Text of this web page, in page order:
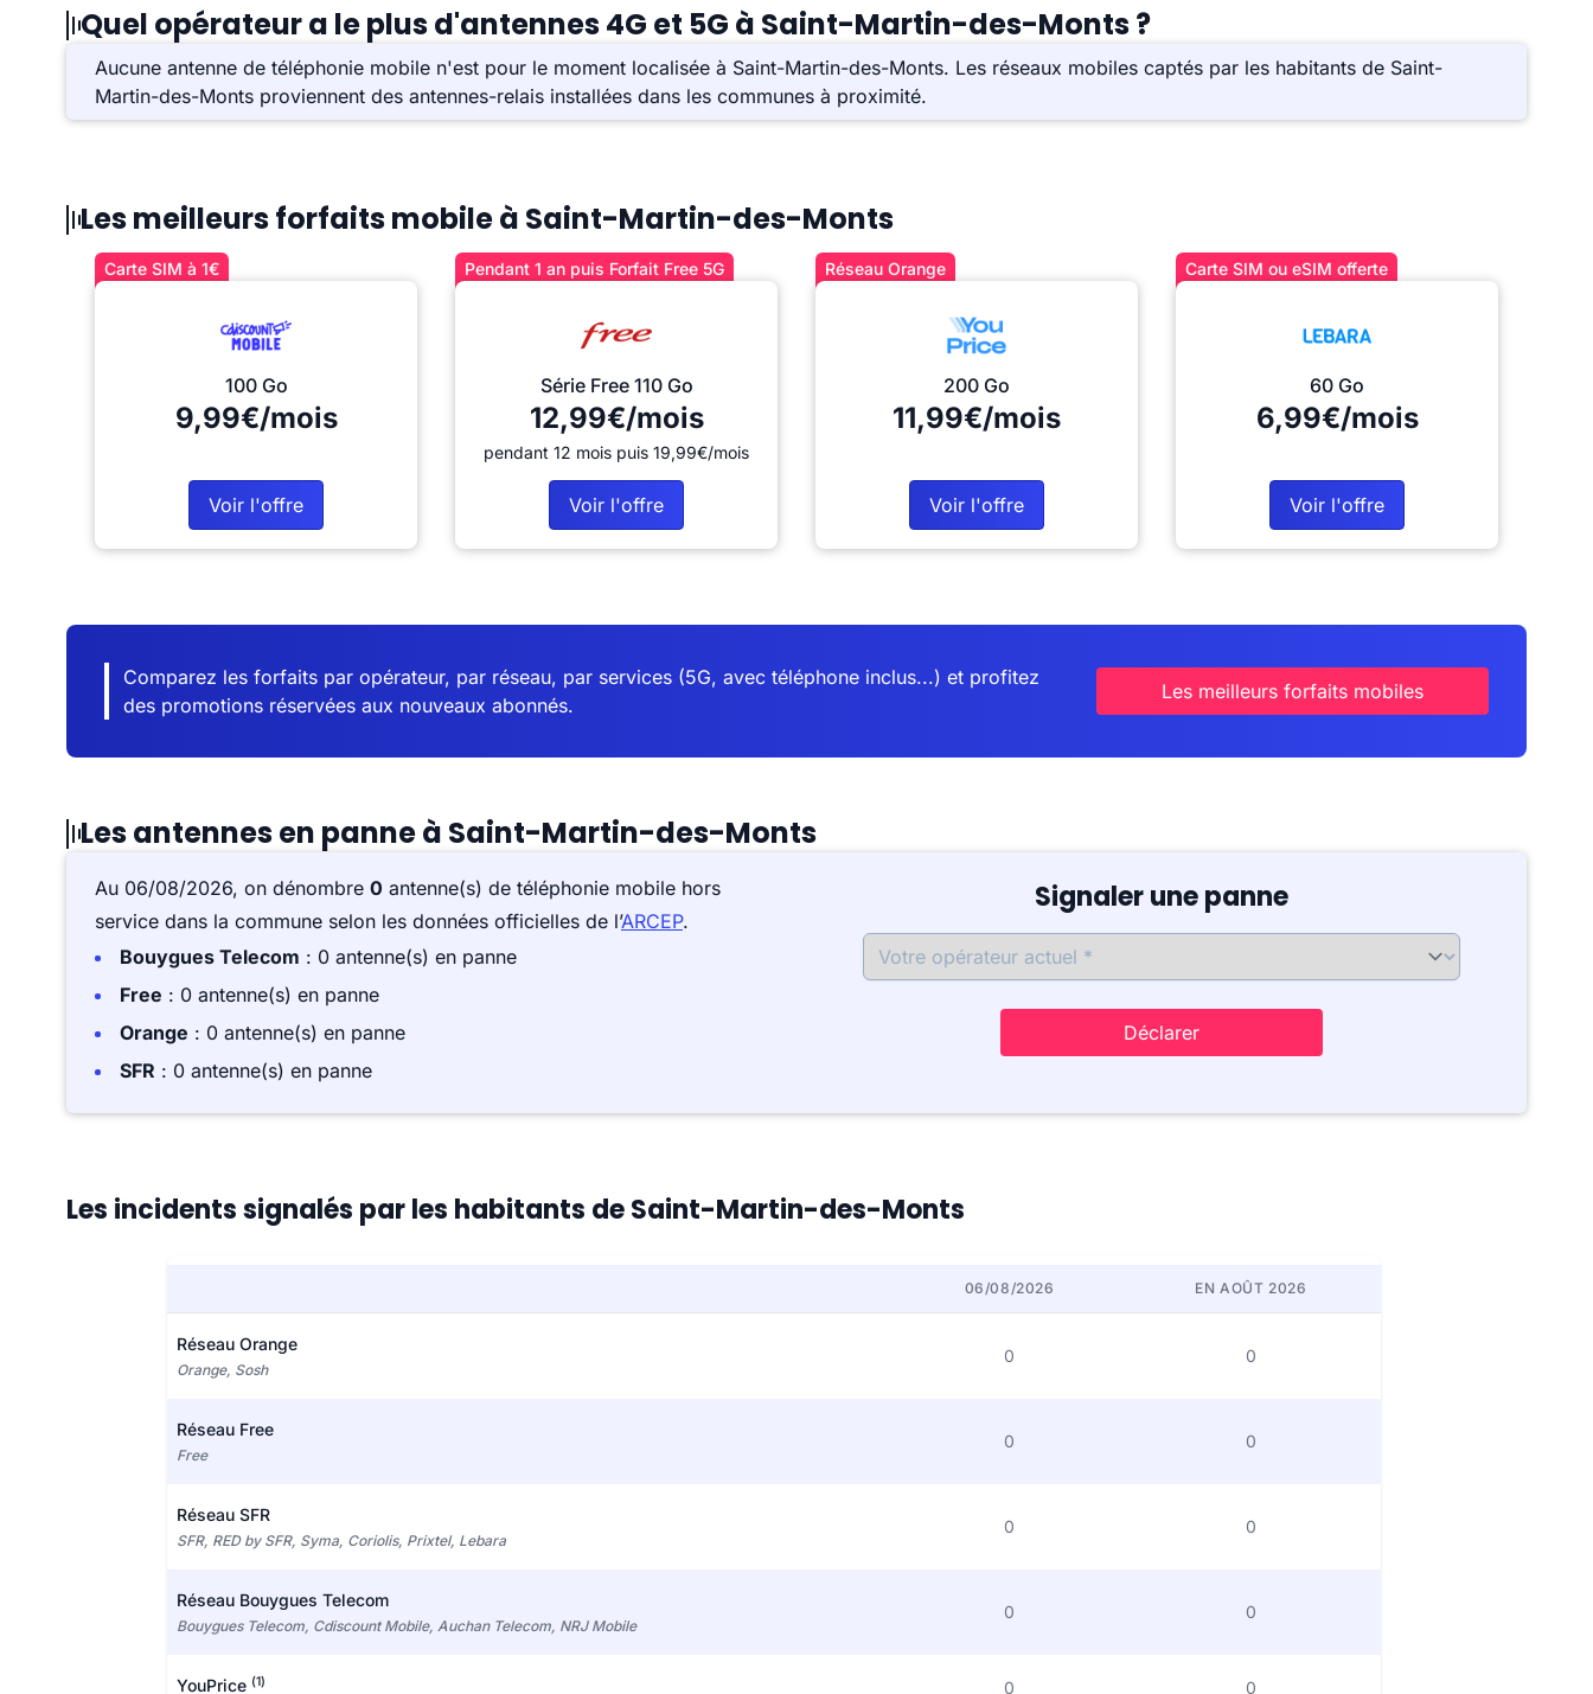
Quel opérateur a le plus d'antennes 4G et 5G à Saint-Martin-des-Monts ?
Aucune antenne de téléphonie mobile n'est pour le moment localisée à Saint-Martin-des-Monts. Les réseaux mobiles captés par les habitants de Saint-
Martin-des-Monts proviennent des antennes-relais installées dans les communes à proximité.
Les meilleurs forfaits mobile à Saint-Martin-des-Monts
Carte SIM à 1€
100 Go
9,99€/mois
Voir l'offre
Pendant 1 an puis Forfait Free 5G
Série Free 110 Go
12,99€/mois
pendant 12 mois puis 19,99€/mois
Voir l'offre
Réseau Orange
200 Go
11,99€/mois
Voir l'offre
Carte SIM ou eSIM offerte
60 Go
6,99€/mois
Voir l'offre
Comparez les forfaits par opérateur, par réseau, par services (5G, avec téléphone inclus...) et profitez
des promotions réservées aux nouveaux abonnés.
Les meilleurs forfaits mobiles
Les antennes en panne à Saint-Martin-des-Monts
Au 06/08/2026, on dénombre 0 antenne(s) de téléphonie mobile hors
service dans la commune selon les données officielles de l’ARCEP.
Bouygues Telecom : 0 antenne(s) en panne
Free : 0 antenne(s) en panne
Orange : 0 antenne(s) en panne
SFR : 0 antenne(s) en panne
Signaler une panne
Déclarer
Les incidents signalés par les habitants de Saint-Martin-des-Monts
06/08/2026 EN AOÛT 2026
Réseau Orange
Orange, Sosh
0 0
Réseau Free
Free
0 0
Réseau SFR
SFR, RED by SFR, Syma, Coriolis, Prixtel, Lebara
0 0
Réseau Bouygues Telecom
Bouygues Telecom, Cdiscount Mobile, Auchan Telecom, NRJ Mobile
0 0
YouPrice (1) 0 0